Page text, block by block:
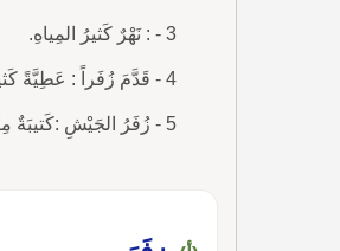
3 - : نَهْرٌ كَثيرُ المِياهِ.
4 - قَدَّمَ زُفَراً : عَطِيَّةً كَثيرَةً.
5 - زُفَرُ الجَيْشِ :كَتيبَةٌ مِنْهُ.